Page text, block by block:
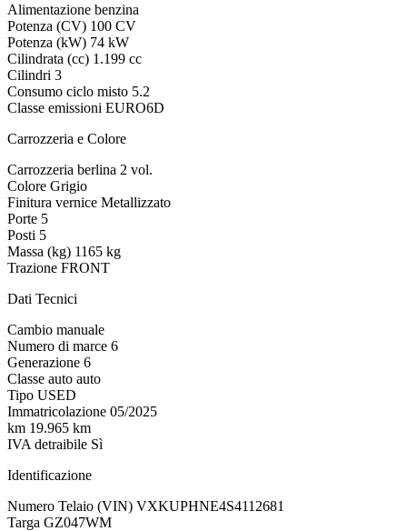
Alimentazione benzina
Potenza (CV) 100 CV
Potenza (kW) 74 kW
Cilindrata (cc) 1.199 cc
Cilindri 3
Consumo ciclo misto 5.2
Classe emissioni EURO6D
Carrozzeria e Colore
Carrozzeria berlina 2 vol.
Colore Grigio
Finitura vernice Metallizzato
Porte 5
Posti 5
Massa (kg) 1165 kg
Trazione FRONT
Dati Tecnici
Cambio manuale
Numero di marce 6
Generazione 6
Classe auto auto
Tipo USED
Immatricolazione 05/2025
km 19.965 km
IVA detraibile Sì
Identificazione
Numero Telaio (VIN) VXKUPHNE4S4112681
Targa GZ047WM